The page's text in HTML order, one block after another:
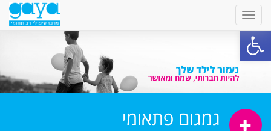
פתח סרגל נגישות
גמגום פתאומי